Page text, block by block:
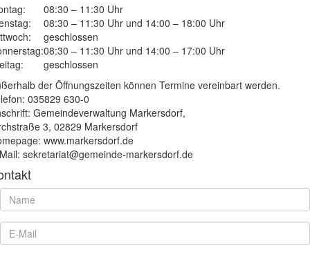
08:30 – 11:30 Uhr
08:30 – 11:30 Uhr und 14:00 – 18:00 Uhr
geschlossen
08:30 – 11:30 Uhr und 14:00 – 17:00 Uhr
geschlossen
der Öffnungszeiten können Termine vereinbart werden.
035829 630-0
Gemeindeverwaltung Markersdorf,
3, 02829 Markersdorf
www.markersdorf.de
sekretariat@gemeinde-markersdorf.de